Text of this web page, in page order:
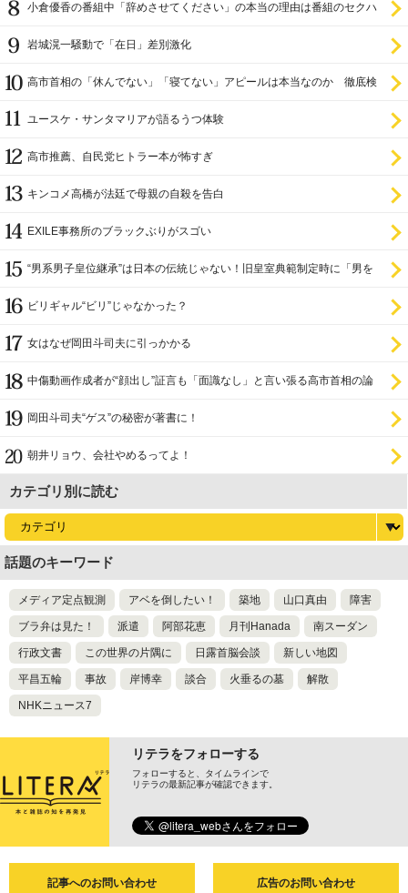
小倉優香の番組中「辞めさせてください」の本当の理由は番組のセクハ
岩城滉一騒動で「在日」差別激化
高市首相の「休んでない」「寝てない」アピールは本当なのか 徹底検
ユースケ・サンタマリアが語るうつ体験
高市推薦、自民党ヒトラー本が怖すぎ
キンコメ高橋が法廷で母親の自殺を告白
EXILE事務所のブラックぶりがスゴい
“男系男子皇位継承”は日本の伝統じゃない！旧皇室典範制定時に「男を
ビリギャル“ビリ”じゃなかった？
女はなぜ岡田斗司夫に引っかかる
中傷動画作成者が“顔出し”証言も「面識なし」と言い張る高市首相の論
岡田斗司夫“ゲス”の秘密が著書に！
朝井リョウ、会社やめるってよ！
カテゴリ別に読む
話題のキーワード
メディア定点観測 アベを倒したい！ 築地 山口真由 障害
ブラ弁は見た！ 派遣 阿部花恵 月刊Hanada 南スーダン
行政文書 この世界の片隅に 日露首脳会談 新しい地図
平昌五輪 事故 岸博幸 談合 火垂るの墓 解散
NHKニュース7
リテラをフォローする
フォローすると、タイムラインで
リテラの最新記事が確認できます。
記事へのお問い合わせ 広告のお問い合わせ